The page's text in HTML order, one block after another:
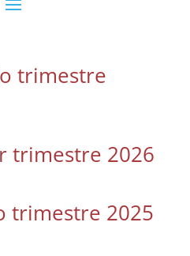
trimestre
trimestre 2026
trimestre 2025